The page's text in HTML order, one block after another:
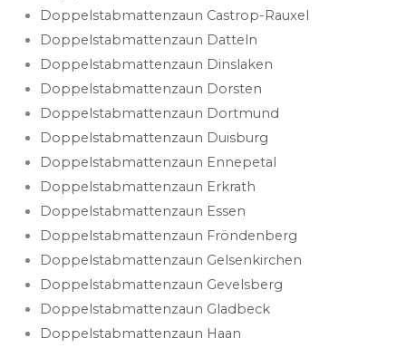
Doppelstabmattenzaun Castrop-Rauxel
Doppelstabmattenzaun Datteln
Doppelstabmattenzaun Dinslaken
Doppelstabmattenzaun Dorsten
Doppelstabmattenzaun Dortmund
Doppelstabmattenzaun Duisburg
Doppelstabmattenzaun Ennepetal
Doppelstabmattenzaun Erkrath
Doppelstabmattenzaun Essen
Doppelstabmattenzaun Fröndenberg
Doppelstabmattenzaun Gelsenkirchen
Doppelstabmattenzaun Gevelsberg
Doppelstabmattenzaun Gladbeck
Doppelstabmattenzaun Haan